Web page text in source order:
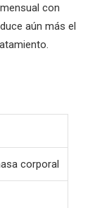
con
aún más el
corporal